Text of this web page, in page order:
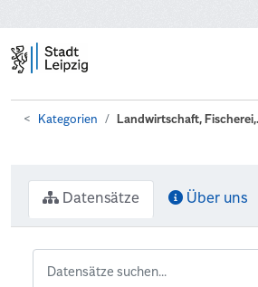
Kategorien Landwirtschaft,
Datensätze Über uns